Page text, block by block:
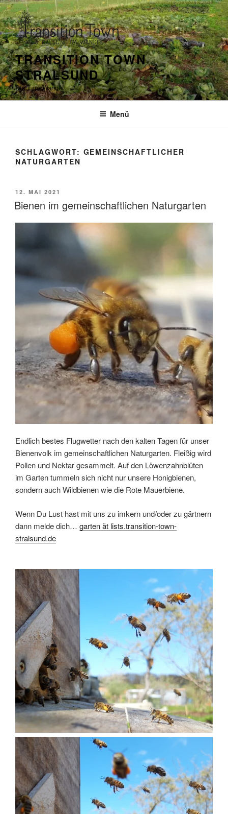
Zum
Inhalt
springen
TRANSITION TOWN
STRALSUND
Stadt im Wandel
Menü
SCHLAGWORT: GEMEINSCHAFTLICHER
NATURGARTEN
VERÖFFENTLICHT
AM
12. MAI 2021
Bienen im gemeinschaftlichen Naturgarten
Endlich bestes Flugwetter nach den kalten Tagen für unser
Bienenvolk im gemeinschaftlichen Naturgarten. Fleißig wird
Pollen und Nektar gesammelt. Auf den Löwenzahnblüten
im Garten tummeln sich nicht nur unsere Honigbienen,
sondern auch Wildbienen wie die Rote Mauerbiene.
Wenn Du Lust hast mit uns zu imkern und/oder zu gärtnern
dann melde dich… garten ät lists.transition-town-
stralsund.de